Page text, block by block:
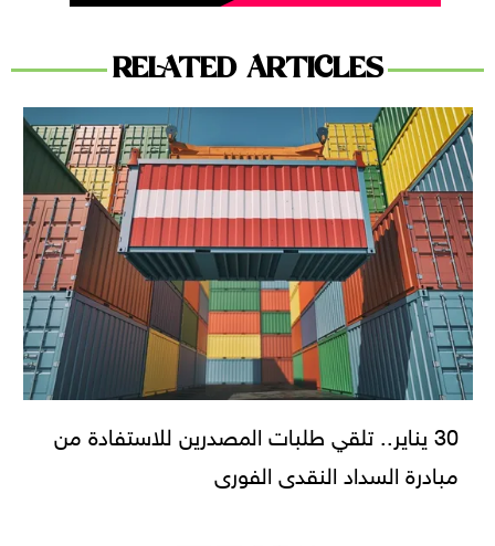
RELATED ARTICLES
30 يناير.. تلقي طلبات المصدرين للاستفادة من
مبادرة السداد النقدى الفورى